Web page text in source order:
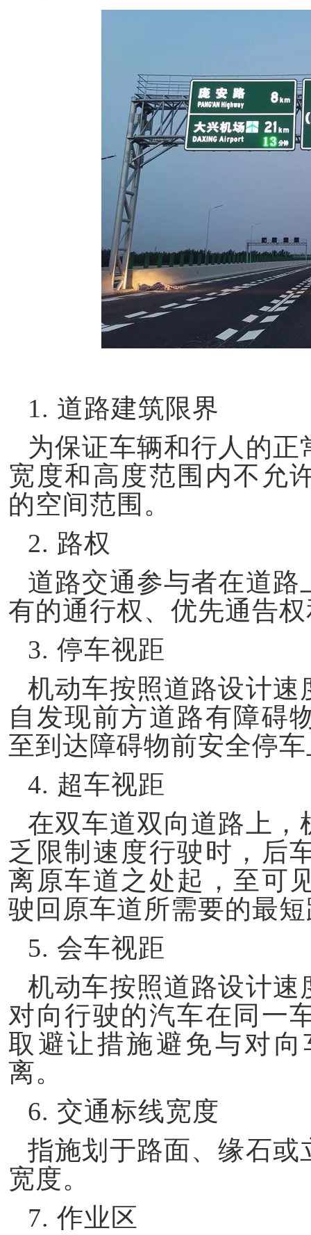
1. 道路建筑限界
为保证车辆和行人的
宽度和高度范围内不允
的空间范围。
2. 路权
道路交通参与者在道
有的通行权、优先通告
3. 停车视距
机动车按照道路设计
自发现前方道路有障碍
至到达障碍物前安全停
4. 超车视距
在双车道双向道路上
乏限制速度行驶时，后
离原车道之处起，至可
驶回原车道所需要的最
5. 会车视距
机动车按照道路设计
对向行驶的汽车在同一
取避让措施避免与对
离。
6. 交通标线宽度
指施划于路面、缘石
宽度。
7. 作业区